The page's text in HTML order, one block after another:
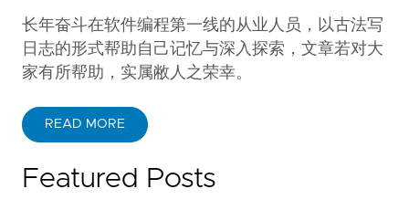
长年奋斗在软件编程第一线的从业人员，以古法写
日志的形式帮助自己记忆与深入探索，文章若对大
家有所帮助，实属敝人之荣幸。
READ MORE
Featured Posts